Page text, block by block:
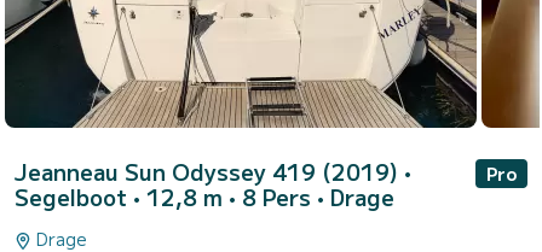
Jeanneau Sun Odyssey 419 (2019) •
Segelboot • 12,8 m • 8 Pers • Drage
Pro
Drage